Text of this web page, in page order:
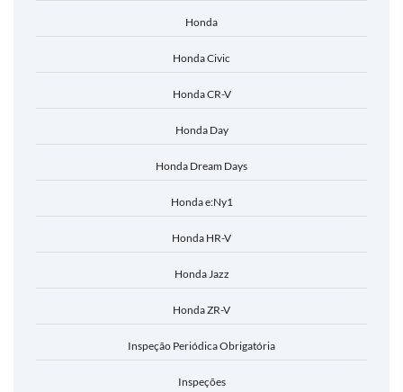
Honda
Honda Civic
Honda CR-V
Honda Day
Honda Dream Days
Honda e:Ny1
Honda HR-V
Honda Jazz
Honda ZR-V
Inspeção Periódica Obrigatória
Inspeções